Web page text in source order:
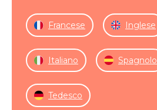
Francese Inglese
Italiano Spagnolo
Tedesco